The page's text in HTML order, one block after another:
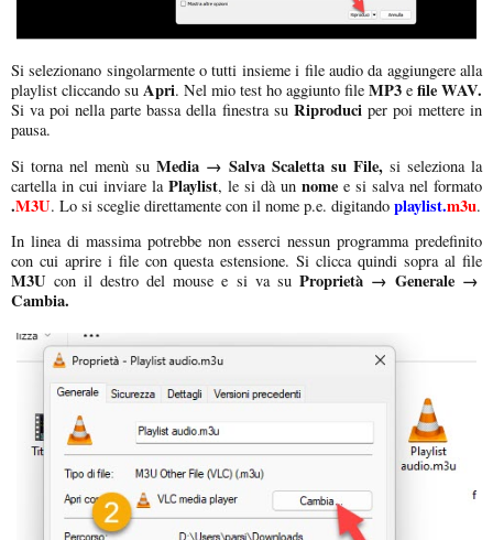
Si selezionano singolarmente o tutti insieme i file audio da aggiungere alla
playlist cliccando su Apri. Nel mio test ho aggiunto file MP3 e file WAV.
Si va poi nella parte bassa della finestra su Riproduciper poi mettere in
pausa.
Si torna nel menù su Media → Salva Scaletta su File, si seleziona la
cartella in cui inviare la Playlist, le si dà un nome e si salva nel formato
.M3U. Lo si sceglie direttamente con il nome p.e. digitando playlist.m3u.
In linea di massima potrebbe non esserci nessun programma predefinito
con cui aprire i file con questa estensione. Si clicca quindi sopra al file
M3U con il destro del mouse e si va su Proprietà → Generale →
Cambia.